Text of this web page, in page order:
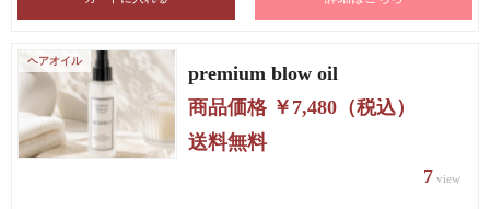
ヘアオイル
premium blow oil
商品価格 ￥7,480（税込）
送料無料
7 view